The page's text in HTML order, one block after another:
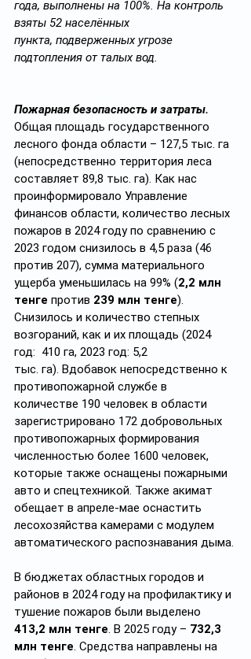
года, выполнены на 100%. На контроль
взяты 52 населённых
пункта, подверженных угрозе
подтопления от талых вод.
Пожарная безопасность и затраты.
Общая площадь государственного
лесного фонда области – 127,5 тыс. га
(непосредственно территория леса
составляет 89,8 тыс. га). Как нас
проинформировало Управление
финансов области, количество лесных
пожаров в 2024 году по сравнению с
2023 годом снизилось в 4,5 раза (46
против 207), сумма материального
ущерба уменьшилась на 99% (2,2 млн
тенге против 239 млн тенге).
Снизилось и количество степных
возгораний, как и их площадь (2024
год:  410 га, 2023 год: 5,2
тыс. га). Вдобавок непосредственно к
противопожарной службе в
количестве 190 человек в области
зарегистрировано 172 добровольных
противопожарных формирования
численностью более 1600 человек,
которые также оснащены пожарными
авто и спецтехникой. Также акимат
обещает в апреле-мае оснастить
лесохозяйства камерами с модулем
автоматического распознавания дыма.
В бюджетах областных городов и
районов в 2024 году на профилактику и
тушение пожаров были выделено
413,2 млн тенге. В 2025 году – 732,3
млн тенге. Средства направлены на